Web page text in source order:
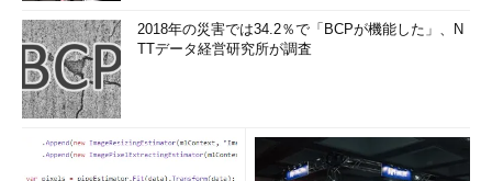
2018年の災害では34.2％で「BCPが機能した」、N
TTデータ経営研究所が調査